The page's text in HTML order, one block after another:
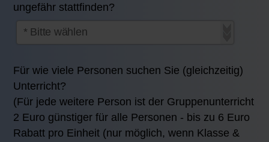
ungefähr stattfinden?
Für wie viele Personen suchen Sie (gleichzeitig)
Unterricht?
(Für jede weitere Person ist der Gruppenunterricht
2 Euro günstiger für alle Personen - bis zu 6 Euro
Rabatt pro Einheit (nur möglich, wenn Klasse &